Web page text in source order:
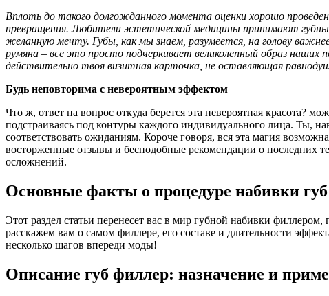
Вплоть до такого долгожданного момента оценки хорошо
превращения. Любители эстетической медицины принимают
желанную мечту. Губы, как мы знаем, разумеется, на голову
румяна – все это просто подчеркивает великолепный образ
действительно твоя визитная карточка, не оставляющая
Будь неповторима с невероятным эффектом
Что ж, ответ на вопрос откуда берется эта невероятная красота?
подстраиваясь под контуры каждого индивидуального лица. Ты,
соответствовать ожиданиям. Короче говоря, вся эта магия
восторженные отзывы и бесподобные рекомендации о последних
осложнений.
Основные факты о процедуре набивки
Этот раздел статьи перенесет вас в мир губной набивки
расскажем вам о самом филлере, его составе и длительности
несколько шагов впереди моды!
Описание губ филлер: назначение и